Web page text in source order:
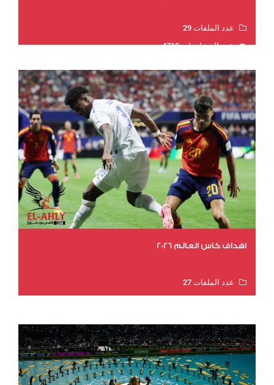
عدد الملفات 29
عدد المشاهدات 4718
اهداف كاس العالم 2026
عدد الملفات 27